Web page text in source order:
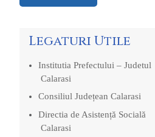
Legaturi Utile
Institutia Prefectului – Judetul
Calarasi
Consiliul Județean Calarasi
Directia de Asistență Socială
Calarasi